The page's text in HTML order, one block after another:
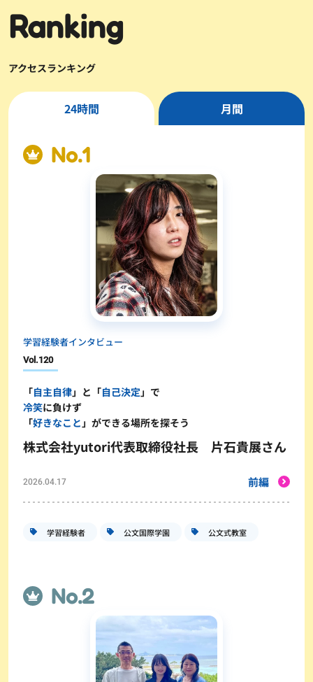
Ranking
アクセスランキング
24時間 月間
学習経験者インタビュー
Vol.120
「自主自律」と「自己決定 」で
冷笑に負けず
「好きなこと 」ができる場所を探そう
株式会社yutori代表取締役社長 片石貴展さん
2026.04.17 前編
学習経験者 公文国際学園 公文式教室